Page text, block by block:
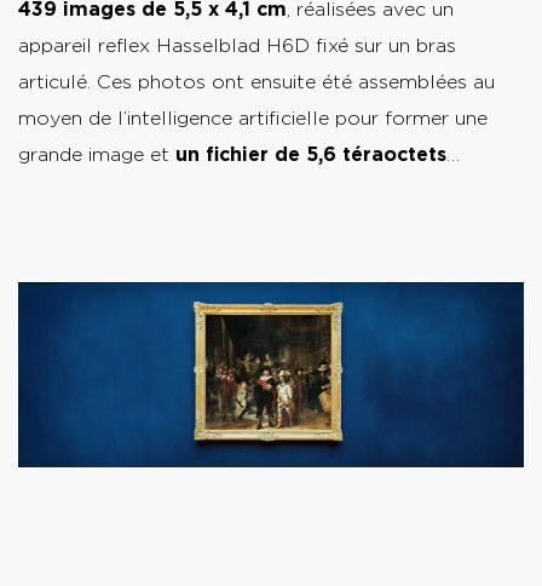
439 images de 5,5 x 4,1 cm, réalisées avec un
appareil reflex Hasselblad H6D fixé sur un bras
articulé. Ces photos ont ensuite été assemblées au
moyen de l’intelligence artificielle pour former une
grande image et un fichier de 5,6 téraoctets…